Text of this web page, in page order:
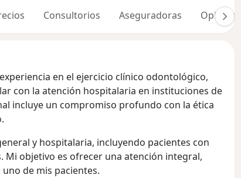
Consultorios Aseguradoras
en el ejercicio clínico odontológico,
con la atención hospitalaria en instituciones de
incluye un compromiso profundo con la ética
y hospitalaria, incluyendo pacientes con
Mi objetivo es ofrecer una atención integral,
de mis pacientes.